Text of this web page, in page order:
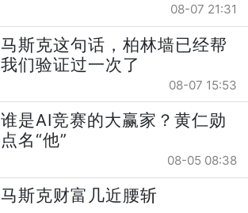
08-07 21:31
马斯克这句话，柏林墙已经帮
我们验证过一次了
08-07 15:53
谁是AI竞赛的大赢家？黄仁勋
点名“他”
08-05 08:38
马斯克财富几近腰斩